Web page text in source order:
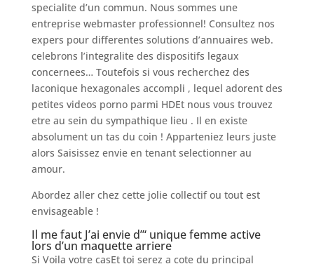
specialite d’un commun. Nous sommes une
entreprise webmaster professionnel! Consultez nos
expers pour differentes solutions d’annuaires web.
celebrons l’integralite des dispositifs legaux
concernees… Toutefois si vous recherchez des
laconique hexagonales accompli , lequel adorent des
petites videos porno parmi HDEt nous vous trouvez
etre au sein du sympathique lieu . Il en existe
absolument un tas du coin ! Apparteniez leurs juste
alors Saisissez envie en tenant selectionner au
amour.
Abordez aller chez cette jolie collectif ou tout est
envisageable !
Il me faut J’ai envie d”‘ unique femme active
lors d’un maquette arriere
Si Voila votre casEt toi serez a cote du principal